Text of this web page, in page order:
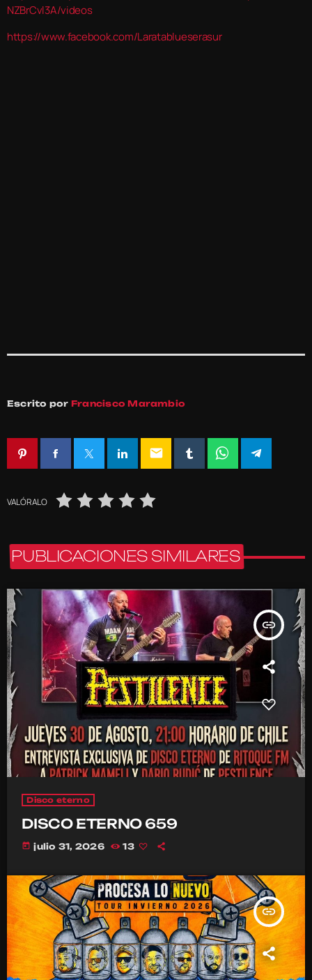
NZBrCvl3A/videos
https://www.facebook.com/Laratablueserasur
Escrito por Francisco Marambio
email
VALÓRALO
PUBLICACIONES SIMILARES
insert_link
Disco eterno
DISCO ETERNO 659
today julio 31, 2026 13
insert_link